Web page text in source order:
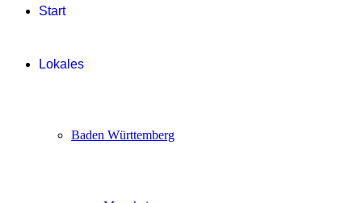
Start
Lokales
Baden Württemberg